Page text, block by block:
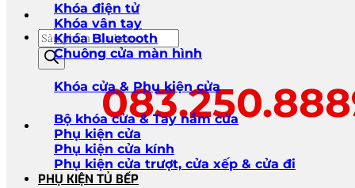
Tìm
kiếm
sản
phẩm
Khóa điện tử
Khóa vân tay
Khóa Bluetooth
Chuông cửa màn hình
Khóa cửa & Phụ kiện cửa
Bộ khóa cửa & Tay nắm cửa
Phụ kiện cửa
Phụ kiện cửa kính
Phụ kiện cửa trượt, cửa xếp & cửa đi
PHỤ KIỆN TỦ BẾP